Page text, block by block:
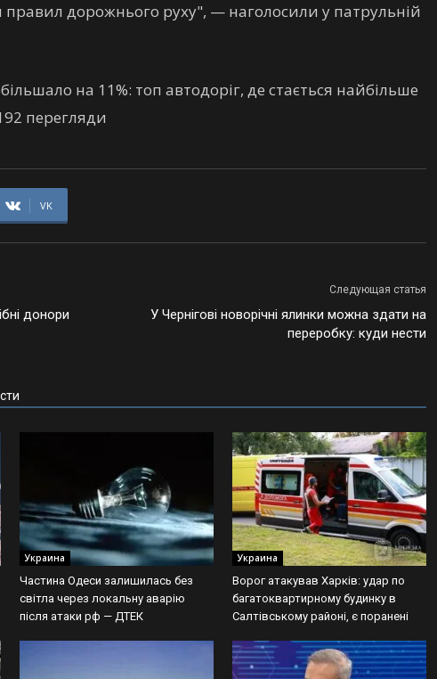
дорожнього руху", — наголосили у патрульній
на 11%: топ автодоріг, де стається найбільше
перегляди
VK
донори
Следующая статья
У Чернігові новорічні ялинки можна здати на
переробку: куди нести
Украина
Частина Одеси залишилась без
світла через локальну аварію
після атаки рф — ДТЕК
Украина
Ворог атакував Харків: удар по
багатоквартирному будинку в
Салтівському районі, є поранені